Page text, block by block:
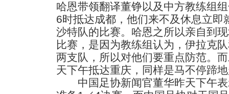
哈恩带领翻译董铮以及中方教练组
6时抵达成都，他们来不及休息立即
沙特队的比赛。哈恩之所以亲自到
比赛，是因为教练组认为，伊拉克
两支队，所以对他们要重点防范。
天下午抵达重庆，同样是马不停蹄
中国足协新闻官董华昨天下午表